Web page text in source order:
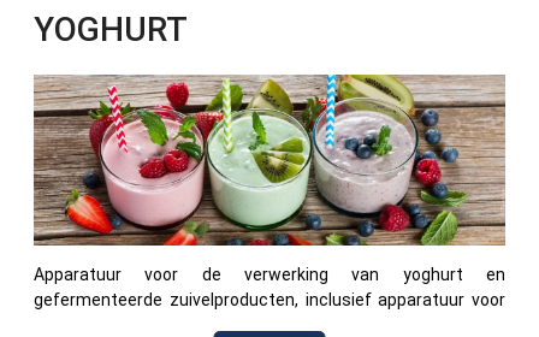
YOGHURT
Apparatuur voor de verwerking van yoghurt en
gefermenteerde zuivelproducten, inclusief apparatuur voor